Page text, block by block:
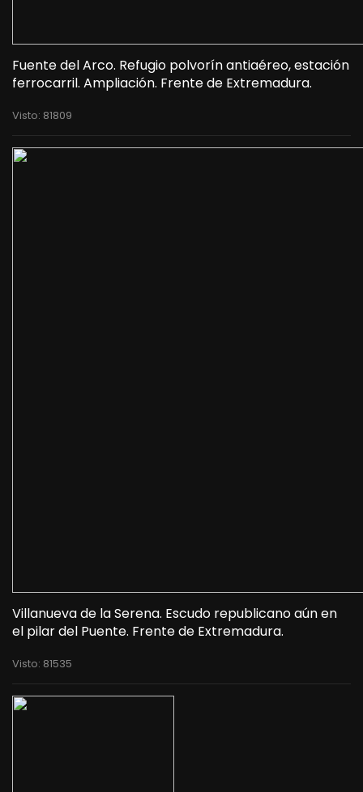
Fuente del Arco. Refugio polvorín antiaéreo, estación
ferrocarril. Ampliación. Frente de Extremadura.
Visto: 81809
Villanueva de la Serena. Escudo republicano aún en
el pilar del Puente. Frente de Extremadura.
Visto: 81535